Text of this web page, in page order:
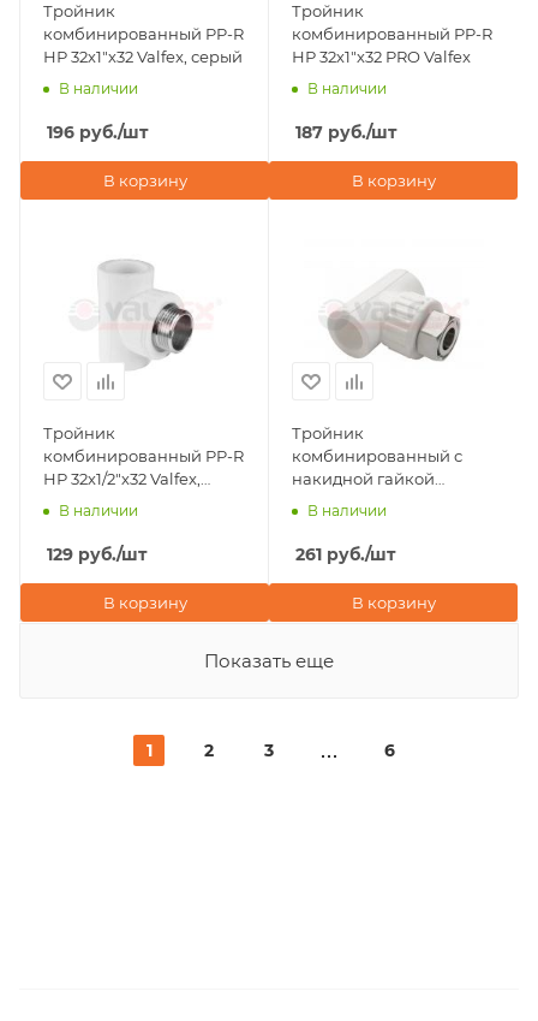
Тройник
комбинированный PP-R
НР 32х1"х32 Valfex, серый
В наличии
196 руб./шт
В корзину
Тройник
комбинированный PP-R
НР 32х1"х32 PRO Valfex
В наличии
187 руб./шт
В корзину
Тройник
комбинированный PP-R
НР 32х1/2"х32 Valfex,
белый
В наличии
129 руб./шт
В корзину
Тройник
комбинированный с
накидной гайкой
32х1"х32 Valfex, белый
В наличии
261 руб./шт
В корзину
Показать еще
1 2 3 6